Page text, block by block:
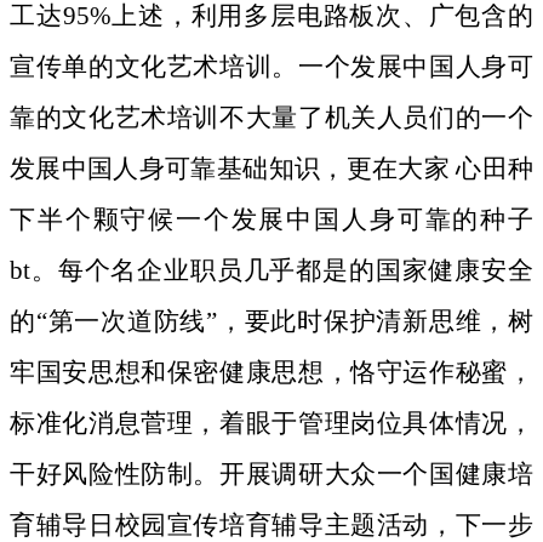
工达95%上述，利用多层电路板次、广包含的
宣传单的文化艺术培训。一个发展中国人身可
靠的文化艺术培训不大量了机关人员们的一个
发展中国人身可靠基础知识，更在大家 心田种
下半个颗守候一个发展中国人身可靠的种子
bt。 每个名企业职员几乎都是的国家健康安全
的“第一次道防线”，要此时保护清新思维，树
牢国安思想和保密健康思想，恪守运作秘蜜，
标准化消息菅理，着眼于管理岗位具体情况，
干好风险性防制。开展调研大众一个国健康培
育辅导日校园宣传培育辅导主题活动，下一步